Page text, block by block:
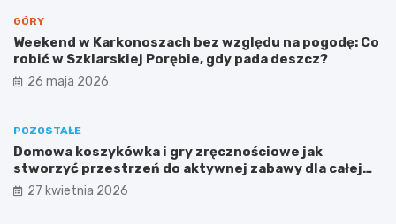
GÓRY
Weekend w Karkonoszach bez względu na pogodę: Co
robić w Szklarskiej Porębie, gdy pada deszcz?
26 maja 2026
POZOSTAŁE
Domowa koszykówka i gry zręcznościowe jak
stworzyć przestrzeń do aktywnej zabawy dla całej
rodziny
27 kwietnia 2026